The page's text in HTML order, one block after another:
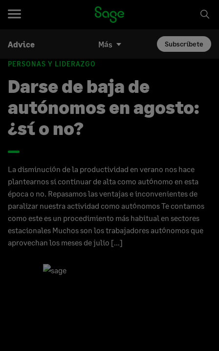
Advice Más Subscríbete
PERSONAS Y LIDERAZGO
Darse de baja de
autónomos en agosto:
¿sí o no?
La disminución de la productividad en verano nos hace
plantearnos si continuar de alta como autónomo en esta
época o no. Repasamos las ventajas e inconvenientes de
paralizar nuestra actividad como autónomos Te contamos
como este es un procedimiento más habitual en sectores
estacionales Muchos son los trabajadores autónomos que
aprovechan los meses de julio […]